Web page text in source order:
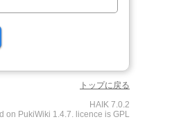
トップに戻る
HAIK 7.0.2
on PukiWiki 1.4.7. licence is GPL